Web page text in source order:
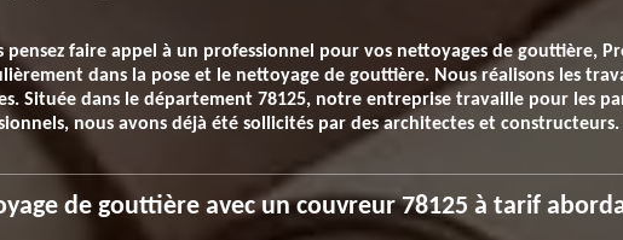
pensez faire appel à un professionnel pour vos nettoyages de gouttière,
dans la pose et le nettoyage de gouttière. Nous réalisons les
Située dans le département 78125, notre entreprise travaille pour les
nous avons déjà été sollicités par des architectes et
de gouttière avec un couvreur 78125 à tarif